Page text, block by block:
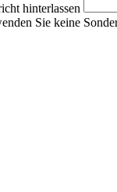
hinterlassen
Sie keine